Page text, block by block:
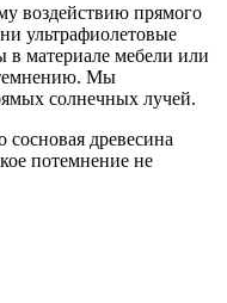
воздействию прямого
ультрафиолетовые
в материале мебели или
Мы
солнечных лучей.
древесина
потемнение не